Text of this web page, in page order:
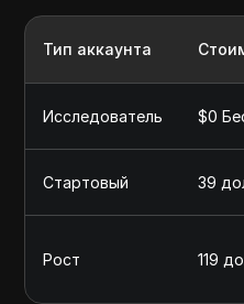
Тип аккаунта
Исследователь $0
Стартовый 39
Рост 119